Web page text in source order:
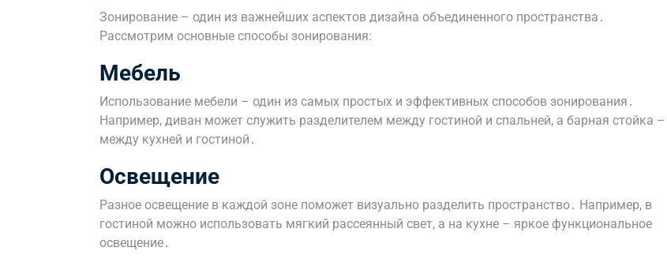
Зонирование – один из важнейших аспектов дизайна объединенного пространства․
Рассмотрим основные способы зонирования:
Мебель
Использование мебели – один из самых простых и эффективных способов зонирования․
Например, диван может служить разделителем между гостиной и спальней, а барная стойка –
между кухней и гостиной․
Освещение
Разное освещение в каждой зоне поможет визуально разделить пространство․ Например, в
гостиной можно использовать мягкий рассеянный свет, а на кухне – яркое функциональное
освещение․